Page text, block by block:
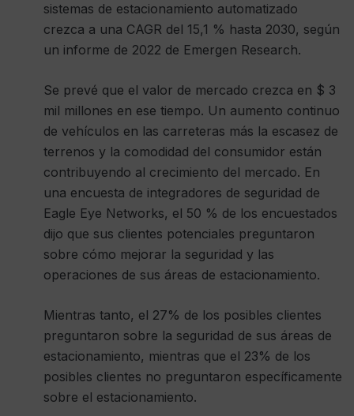
sistemas de estacionamiento automatizado
crezca a una CAGR del 15,1 % hasta 2030, según
un informe de 2022 de Emergen Research.
Se prevé que el valor de mercado crezca en $ 3
mil millones en ese tiempo. Un aumento continuo
de vehículos en las carreteras más la escasez de
terrenos y la comodidad del consumidor están
contribuyendo al crecimiento del mercado. En
una encuesta de integradores de seguridad de
Eagle Eye Networks, el 50 % de los encuestados
dijo que sus clientes potenciales preguntaron
sobre cómo mejorar la seguridad y las
operaciones de sus áreas de estacionamiento.
Mientras tanto, el 27% de los posibles clientes
preguntaron sobre la seguridad de sus áreas de
estacionamiento, mientras que el 23% de los
posibles clientes no preguntaron específicamente
sobre el estacionamiento.